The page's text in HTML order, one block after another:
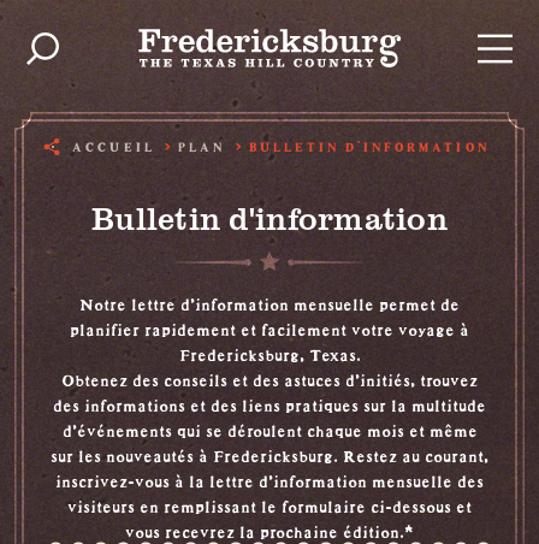
Skip to content
ACCUEIL PLAN BULLETIN D'INFORMATION
Bulletin d'information
Notre lettre d'information mensuelle permet de
planifier rapidement et facilement votre voyage à
Fredericksburg, Texas.
Obtenez des conseils et des astuces d'initiés, trouvez
des informations et des liens pratiques sur la multitude
d'événements qui se déroulent chaque mois et même
sur les nouveautés à Fredericksburg. Restez au courant,
inscrivez-vous à la lettre d'information mensuelle des
visiteurs en remplissant le formulaire ci-dessous et
vous recevrez la prochaine édition.*